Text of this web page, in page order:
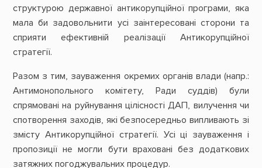
структурою державної антикорупційної програми, яка
мала би задовольнити усі заінтересовані сторони та
сприяти ефективній реалізації Антикорупційної
стратегії.
Разом з тим, зауваження окремих органів влади (напр.:
Антимонопольного комітету, Ради суддів) були
спрямовані на руйнування цілісності ДАП, вилучення чи
спотворення заходів, які безпосередньо випливають зі
змісту Антикорупційної стратегії. Усі ці зауваження і
пропозиції не могли бути враховані без додаткових
затяжних погоджувальних процедур.